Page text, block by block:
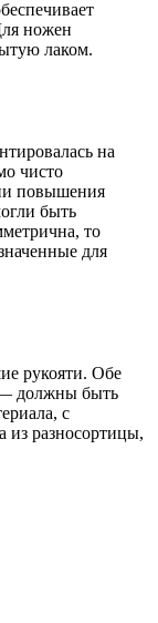
ножен
лаком.
на
чисто
повышения
быть
то
для
рукояти. Обе
— должны быть
с
из разносортицы,